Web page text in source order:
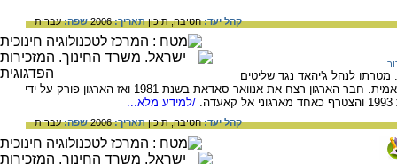
קהל יעד:חטיבה,תיכוןתאריך:2006 שפה:עברית
ארגון "אל-ג'יהאד" הוקם במצרים בשנת 1979. מטרתו לנהל ג'יהאד נגד שליטים
מוסלמים חילוניים, ולהקים מדינת הלכה אִסלאמית. חבר הארגון רצח את אנוואר סאדאת בשנת 1981 ואז הארגון פורק על ידי
/למידע מלא...
קהל יעד:חטיבה,תיכוןתאריך:2006 שפה:עברית